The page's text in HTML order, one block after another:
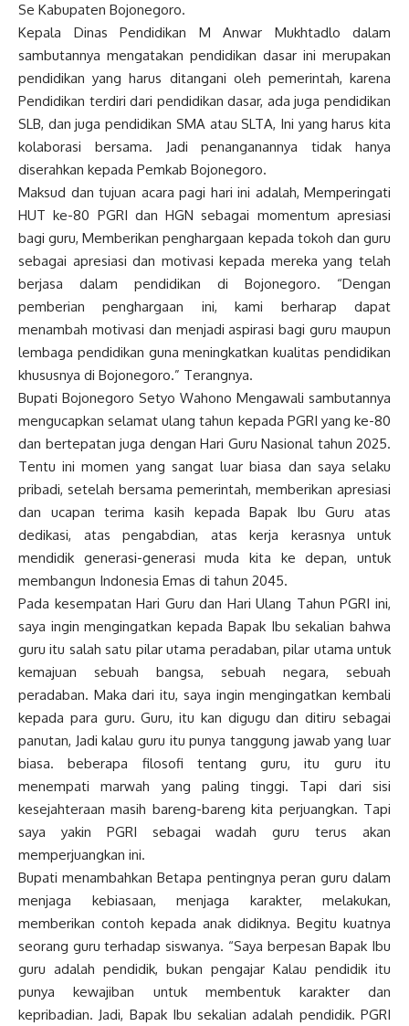
Se Kabupaten Bojonegoro.
Kepala Dinas Pendidikan M Anwar Mukhtadlo dalam
sambutannya mengatakan pendidikan dasar ini merupakan
pendidikan yang harus ditangani oleh pemerintah, karena
Pendidikan terdiri dari pendidikan dasar, ada juga pendidikan
SLB, dan juga pendidikan SMA atau SLTA, Ini yang harus kita
kolaborasi bersama. Jadi penanganannya tidak hanya
diserahkan kepada Pemkab Bojonegoro.
Maksud dan tujuan acara pagi hari ini adalah, Memperingati
HUT ke-80 PGRI dan HGN sebagai momentum apresiasi
bagi guru, Memberikan penghargaan kepada tokoh dan guru
sebagai apresiasi dan motivasi kepada mereka yang telah
berjasa dalam pendidikan di Bojonegoro. “Dengan
pemberian penghargaan ini, kami berharap dapat
menambah motivasi dan menjadi aspirasi bagi guru maupun
lembaga pendidikan guna meningkatkan kualitas pendidikan
khususnya di Bojonegoro.” Terangnya.
Bupati Bojonegoro Setyo Wahono Mengawali sambutannya
mengucapkan selamat ulang tahun kepada PGRI yang ke-80
dan bertepatan juga dengan Hari Guru Nasional tahun 2025.
Tentu ini momen yang sangat luar biasa dan saya selaku
pribadi, setelah bersama pemerintah, memberikan apresiasi
dan ucapan terima kasih kepada Bapak Ibu Guru atas
dedikasi, atas pengabdian, atas kerja kerasnya untuk
mendidik generasi-generasi muda kita ke depan, untuk
membangun Indonesia Emas di tahun 2045.
Pada kesempatan Hari Guru dan Hari Ulang Tahun PGRI ini,
saya ingin mengingatkan kepada Bapak Ibu sekalian bahwa
guru itu salah satu pilar utama peradaban, pilar utama untuk
kemajuan sebuah bangsa, sebuah negara, sebuah
peradaban. Maka dari itu, saya ingin mengingatkan kembali
kepada para guru. Guru, itu kan digugu dan ditiru sebagai
panutan, Jadi kalau guru itu punya tanggung jawab yang luar
biasa. beberapa filosofi tentang guru, itu guru itu
menempati marwah yang paling tinggi. Tapi dari sisi
kesejahteraan masih bareng-bareng kita perjuangkan. Tapi
saya yakin PGRI sebagai wadah guru terus akan
memperjuangkan ini.
Bupati menambahkan Betapa pentingnya peran guru dalam
menjaga kebiasaan, menjaga karakter, melakukan,
memberikan contoh kepada anak didiknya. Begitu kuatnya
seorang guru terhadap siswanya. “Saya berpesan Bapak Ibu
guru adalah pendidik, bukan pengajar Kalau pendidik itu
punya kewajiban untuk membentuk karakter dan
kepribadian. Jadi, Bapak Ibu sekalian adalah pendidik. PGRI